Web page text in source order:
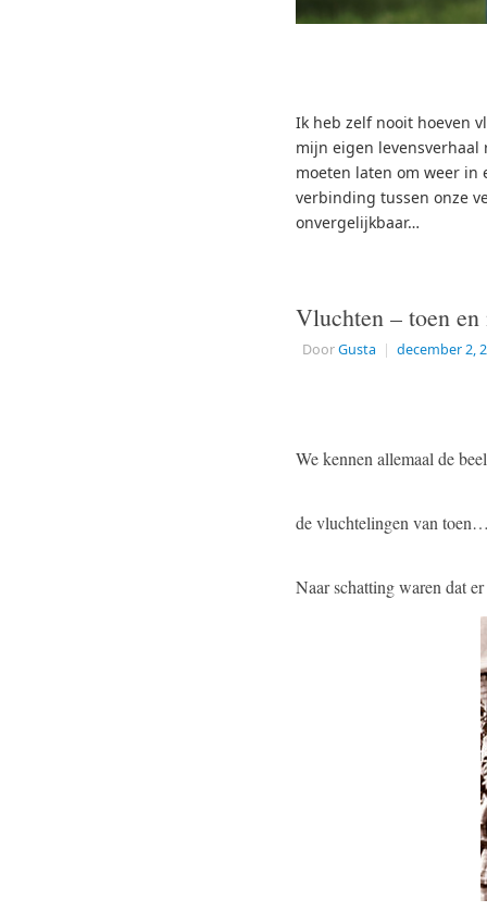
Ik heb zelf nooit hoeven
mijn eigen
moeten laten om weer
verbinding tussen onze
onvergelijkbaar…
Vluchten – toen en
DoorGusta | december 2,
We kennen allemaal de
de vluchtelingen van
Naar schatting waren dat